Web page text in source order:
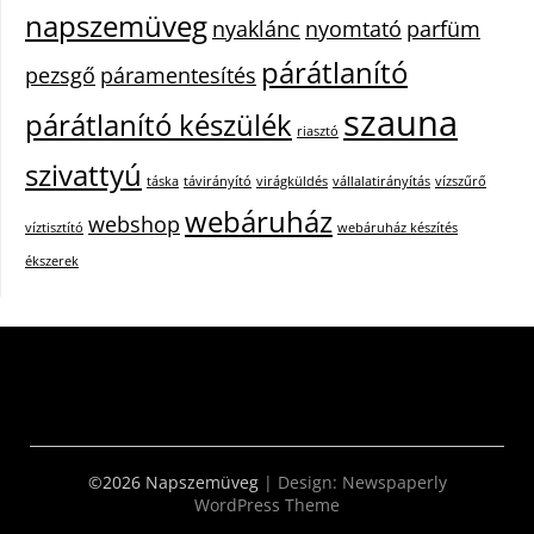
napszemüveg nyaklánc nyomtató parfüm
pezsgő páramentesítés párátlanító
párátlanító készülék riasztó szauna
szivattyú táska távirányító virágküldés vállalatirányítás vízszűrő
víztisztító webshop webáruház webáruház készítés
ékszerek
©2026 Napszemüveg | Design: Newspaperly
WordPress Theme